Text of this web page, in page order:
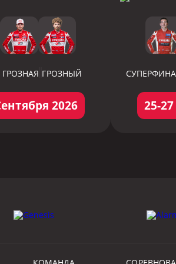
ГРОЗНЫЙ
2026 25-